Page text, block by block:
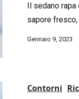
Il sedano
sapore
Gennaio 9, 2023
Contorni